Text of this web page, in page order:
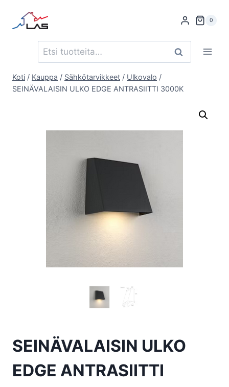
sisältöön
0
Etsi: Haku
Koti / Kauppa / Sähkötarvikkeet / Ulkovalo /
SEINÄVALAISIN ULKO EDGE ANTRASIITTI 3000K
SEINÄVALAISIN ULKO
EDGE ANTRASIITTI